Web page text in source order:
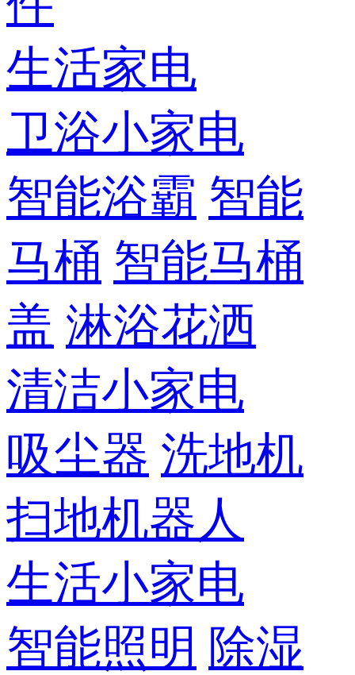
生活家电
卫浴小家电
智能浴霸 智能
马桶 智能马桶
盖 淋浴花洒
清洁小家电
吸尘器 洗地机
扫地机器人
生活小家电
智能照明 除湿